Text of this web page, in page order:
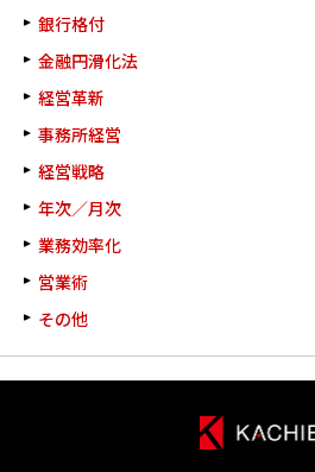
銀行格付
金融円滑化法
経営革新
事務所経営
経営戦略
年次／月次
業務効率化
営業術
その他